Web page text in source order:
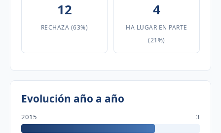
12
RECHAZA (63%)
4
HA LUGAR EN PARTE
(21%)
Evolución año a año
2015 3